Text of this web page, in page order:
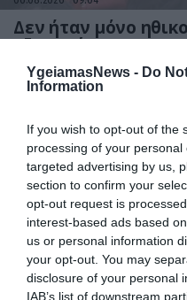
YgeiamasNews - Do
Information
If you wish to opt-out of the
processing of your
targeted advertising by us,
section to confirm your
opt-out request is
interest-based ads based
us or personal information
your opt-out. You may
disclosure of your personal
IAB’s list of downstream
Δεν ήταν μόνο
εξαφανίστηκε ο
ανθρώπινες
έρευνα
01.08.2026 15:06
Αυτό είναι το